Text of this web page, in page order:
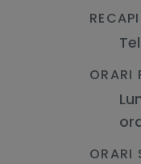
ORARI
ORARI